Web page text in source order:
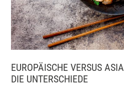
EUROPÄISCHE VERSUS
DIE UNTERSCHIEDE